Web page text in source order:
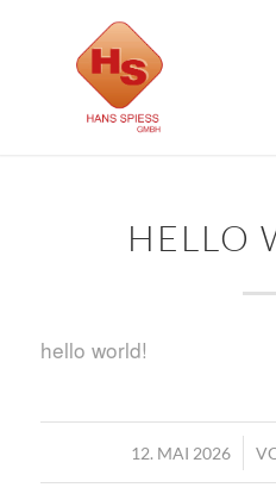
HELLO
hello world!
12. MAI 2026
/